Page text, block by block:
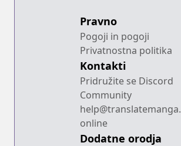
Pravno
Pogoji in pogoji
Privatnostna politika
Kontakti
Pridružite se Discord
Community
help@translatemanga.
online
Dodatne orodja